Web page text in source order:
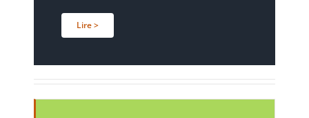
Lire >